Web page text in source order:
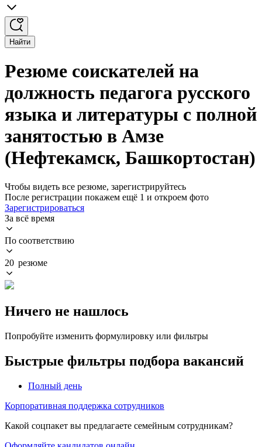
Найти
Резюме соискателей на
должность педагога русского
языка и литературы с полной
занятостью в Амзе
(Нефтекамск, Башкортостан)
Чтобы видеть все резюме, зарегистрируйтесь
После регистрации покажем ещё 1 и откроем фото
Зарегистрироваться
За всё время
По соответствию
20 резюме
Ничего не нашлось
Попробуйте изменить формулировку или фильтры
Быстрые фильтры подбора вакансий
Полный день
Корпоративная поддержка сотрудников
Какой соцпакет вы предлагаете семейным сотрудникам?